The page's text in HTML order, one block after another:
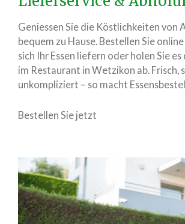
Geniessen Sie die Köstlichkeiten von
bequem zu Hause. Bestellen Sie
sich Ihr Essen liefern oder holen Sie
im Restaurant in Wetzikon ab. Frisch,
unkompliziert – so macht
Bestellen Sie jetzt